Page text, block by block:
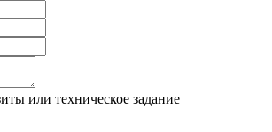
или техническое задание